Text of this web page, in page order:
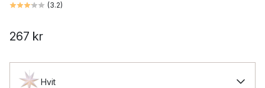
(3.2)
267 kr
Hvit